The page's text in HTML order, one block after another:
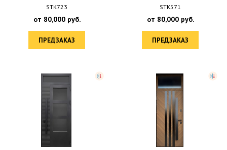
STK723
от 80,000руб.
ПРЕДЗАКАЗ
STK571
от 80,000руб.
ПРЕДЗАКАЗ